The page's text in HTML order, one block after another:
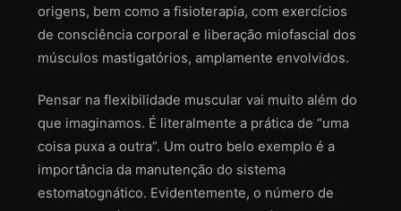
origens, bem como a fisioterapia, com exercícios
de consciência corporal e liberação miofascial dos
músculos mastigatórios, amplamente envolvidos.
Pensar na flexibilidade muscular vai muito além do
que imaginamos. É literalmente a prática de “uma
coisa puxa a outra”. Um outro belo exemplo é a
importância da manutenção do sistema
estomatognático. Evidentemente, o número de